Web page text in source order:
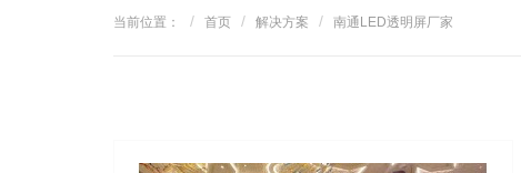
当前位置： 首页 解决方案 南通LED透明屏厂家